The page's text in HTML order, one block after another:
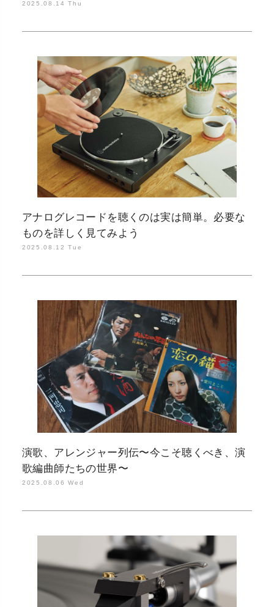
2025.08.14 Thu
アナログレコードを聴くのは実は簡単。必要な
ものを詳しく見てみよう
2025.08.12 Tue
演歌、アレンジャー列伝〜今こそ聴くべき、演
歌編曲師たちの世界〜
2025.08.06 Wed